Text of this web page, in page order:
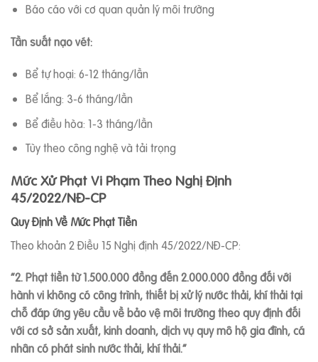
Báo cáo với cơ quan quản lý môi trường
Tần suất nạo vét:
Bể tự hoại: 6-12 tháng/lần
Bể lắng: 3-6 tháng/lần
Bể điều hòa: 1-3 tháng/lần
Tùy theo công nghệ và tải trọng
Mức Xử Phạt Vi Phạm Theo Nghị Định
45/2022/NĐ-CP
Quy Định Về Mức Phạt Tiền
Theo khoản 2 Điều 15 Nghị định 45/2022/NĐ-CP:
“2. Phạt tiền từ 1.500.000 đồng đến 2.000.000 đồng đối với
hành vi không có công trình, thiết bị xử lý nước thải, khí thải tại
chỗ đáp ứng yêu cầu về bảo vệ môi trường theo quy định đối
với cơ sở sản xuất, kinh doanh, dịch vụ quy mô hộ gia đình, cá
nhân có phát sinh nước thải, khí thải.”